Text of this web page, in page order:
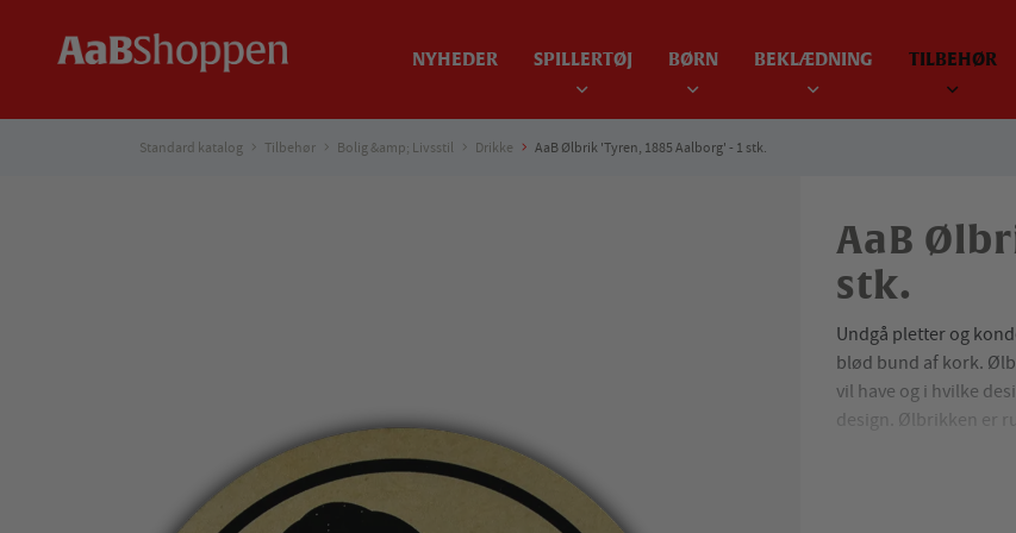
NYHEDER SPILLERTØJ BØRN BEKLÆDNING TILBEHØR
Standard katalog Tilbehør Bolig &amp; Livsstil Drikke AaB Ølbrik 'Tyren, 1885 Aalborg' - 1 stk.
AaB
stk.
Undgå pletter og
blød bund af kork.
vil have og i hvilke
design. Ølbrikken er